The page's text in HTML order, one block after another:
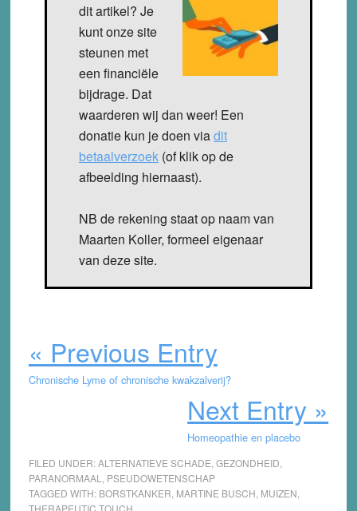
dit artikel? Je
kunt onze site
steunen met
een financiële
bijdrage. Dat
waarderen wij dan weer! Een
donatie kun je doen viadit
betaalverzoek(of klik op de
afbeelding hiernaast).
NB de rekening staat op naam van
Maarten Koller, formeel eigenaar
van deze site.
« Previous Entry
Chronische Lyme of chronische kwakzalverij?
Next Entry »
Homeopathie en placebo
FILED UNDER:ALTERNATIEVE SCHADE GEZONDHEID
PARANORMAAL
PSEUDOWETENSCHAP
TAGGED WITH: BORSTKANKER MARTINE BUSCH MUIZEN
THERAPEUTIC TOUCH